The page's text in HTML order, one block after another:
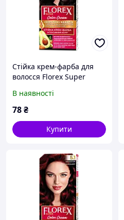
Стійка крем-фарба для
волосся Florex Super
В наявності
78₴
Купити